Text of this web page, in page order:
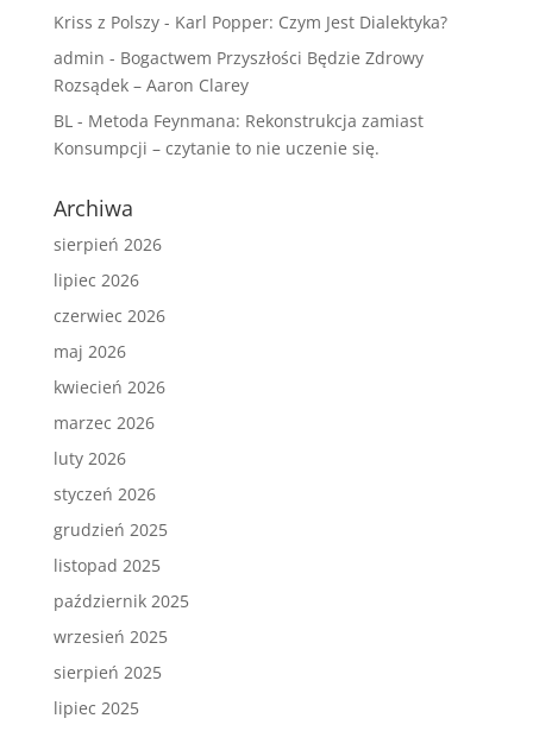
Kriss z Polszy- Karl Popper: Czym Jest Dialektyka?
admin - Bogactwem Przyszłości Będzie Zdrowy
Rozsądek – Aaron Clarey
BL- Metoda Feynmana: Rekonstrukcja zamiast
Konsumpcji – czytanie to nie uczenie się.
Archiwa
sierpień 2026
lipiec 2026
czerwiec 2026
maj 2026
kwiecień 2026
marzec 2026
luty 2026
styczeń 2026
grudzień 2025
listopad 2025
październik 2025
wrzesień 2025
sierpień 2025
lipiec 2025